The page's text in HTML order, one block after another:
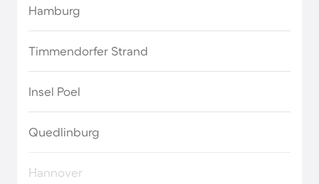
Hamburg
Timmendorfer Strand
Insel Poel
Quedlinburg
Hannover